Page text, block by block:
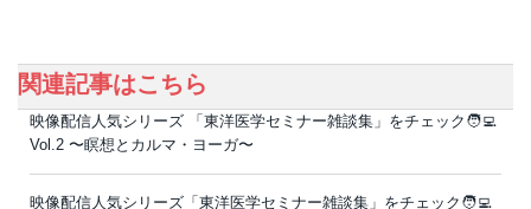
関連記事はこちら
映像配信人気シリーズ 「東洋医学セミナー雑談集」をチェック🧑‍💻
Vol.2 〜瞑想とカルマ・ヨーガ〜
映像配信人気シリーズ「東洋医学セミナー雑談集」をチェック🧑‍💻